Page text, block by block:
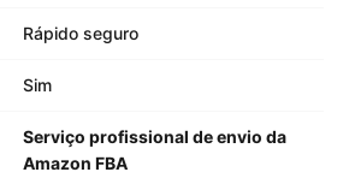
Rápido seguro
Sim
Serviço profissional de envio da
Amazon FBA